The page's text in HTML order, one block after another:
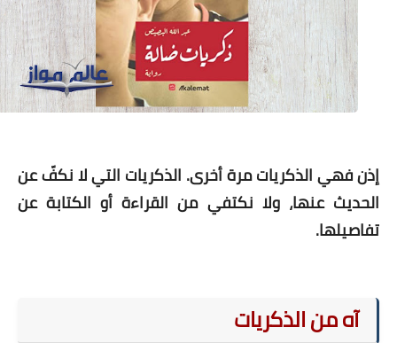
فهي الذكريات مرة أخرى. الذكريات التي لا نكفّ عن
عنها، ولا نكتفي من القراءة أو الكتابة عن
آه من الذكريات